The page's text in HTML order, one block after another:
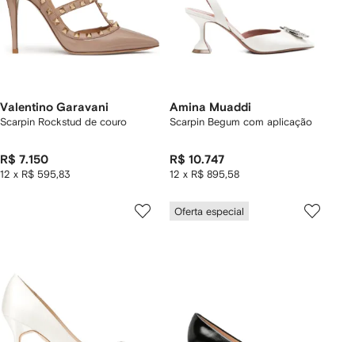
Valentino Garavani
Scarpin Rockstud de couro
R$ 7.150
12 x R$ 595,83
Amina Muaddi
Scarpin Begum com aplicação
R$ 10.747
12 x R$ 895,58
Oferta especial